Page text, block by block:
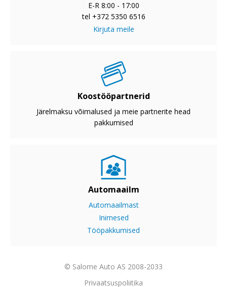
E-R 8:00 - 17:00
tel +372 5350 6516
Kirjuta meile
Koostööpartnerid
Järelmaksu võimalused ja meie partnerite head
pakkumised
Automaailm
Automaailmast
Inimesed
Tööpakkumised
© Salome Auto AS 2008-2033
Privaatsuspoliitika